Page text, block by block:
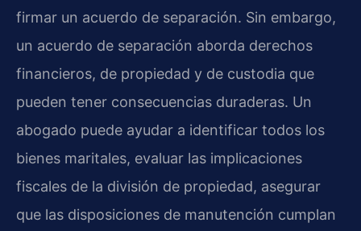
firmar un acuerdo de separación. Sin embargo,
un acuerdo de separación aborda derechos
financieros, de propiedad y de custodia que
pueden tener consecuencias duraderas. Un
abogado puede ayudar a identificar todos los
bienes maritales, evaluar las implicaciones
fiscales de la división de propiedad, asegurar
que las disposiciones de manutención cumplan